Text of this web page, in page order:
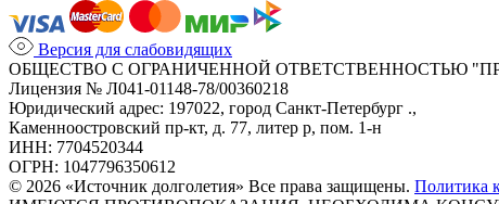
Версия для слабовидящих
ОБЩЕСТВО С ОГРАНИЧЕННОЙ ОТВЕТСТВЕННОСТЬЮ
Лицензия № Л041-01148-78/00360218
Юридический адрес: 197022, город Санкт-Петербург .,
Каменноостровский пр-кт, д. 77, литер р, пом. 1-н
ИНН: 7704520344
ОГРН: 1047796350612
© 2026 «Источник долголетия» Все права защищены. Политика